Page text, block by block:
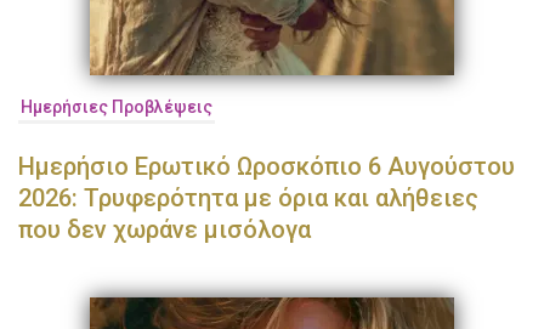
Ημερήσιες Προβλέψεις
Ημερήσιο Ερωτικό Ωροσκόπιο 6 Αυγούστου
2026: Τρυφερότητα με όρια και αλήθειες
που δεν χωράνε μισόλογα